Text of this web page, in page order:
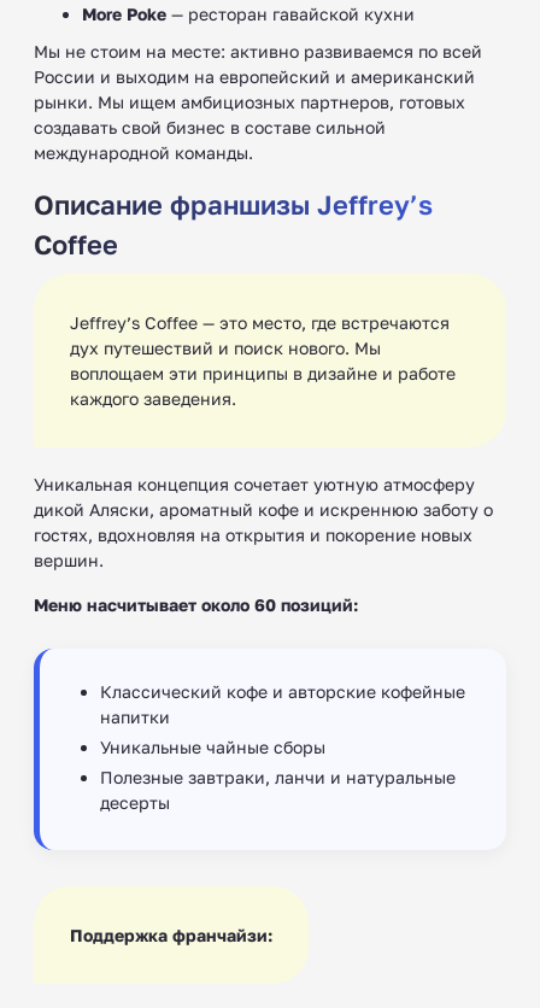
More Poke — ресторан гавайской кухни
Мы не стоим на месте: активно развиваемся по всей
России и выходим на европейский и американский
рынки. Мы ищем амбициозных партнеров, готовых
создавать свой бизнес в составе сильной
международной команды.
Описание франшизы Jeffrey’s
Coffee
Jeffrey’s Coffee — это место, где встречаются
дух путешествий и поиск нового. Мы
воплощаем эти принципы в дизайне и работе
каждого заведения.
Уникальная концепция сочетает уютную атмосферу
дикой Аляски, ароматный кофе и искреннюю заботу о
гостях, вдохновляя на открытия и покорение новых
вершин.
Меню насчитывает около 60 позиций:
Классический кофе и авторские кофейные
напитки
Уникальные чайные сборы
Полезные завтраки, ланчи и натуральные
десерты
Поддержка франчайзи: